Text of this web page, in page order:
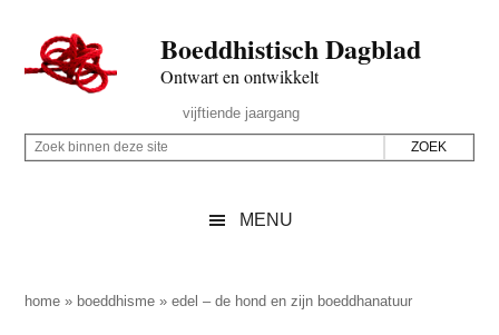
naar
de
inhoud
secondary
naar
de
sidebar
naar
de
Boeddhistisch Dagblad
Ontwart en ontwikkelt
Rechts
vijftiende jaargang
Z
p
Z
i
MENU
home » boeddhisme »edel – de hond en zijn boeddhanatuur